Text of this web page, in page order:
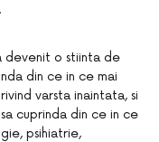
devenit o stiinta de
din ce in ce mai
varsta inaintata, si
cuprinda din ce in ce
psihiatrie,